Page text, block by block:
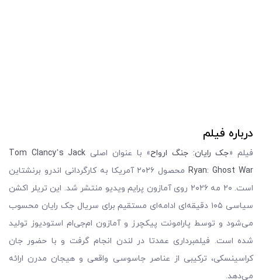
درباره فیلم
فیلم «جک رایان: جنگ ارواح» با عنوان اصلی Tom Clancy’s Jack
Ryan: Ghost War
محصول ۲۰۲۶ آمریکا به کارگردانی اندرو برنشتاین
است. ۲۰ مه ۲۰۲۶ روی آمازون پرایم ویدیو منتشر شد. این تریلر اکشن
سیاسی ۱۰۵ دقیقه‌ای ادامه‌ای مستقیم برای سریال جک رایان محسوب
می‌شود و توسط پارامونت پیکچرز و آمازون ام‌جی‌ام استودیوز تولید
شده است. فیلمبرداری عمدتا در لندن انجام گرفت و با حضور جان
کراسینسکی، ترکیبی از عناصر جاسوسی واقعی و هیجان مدرن ارائه
می‌دهد.